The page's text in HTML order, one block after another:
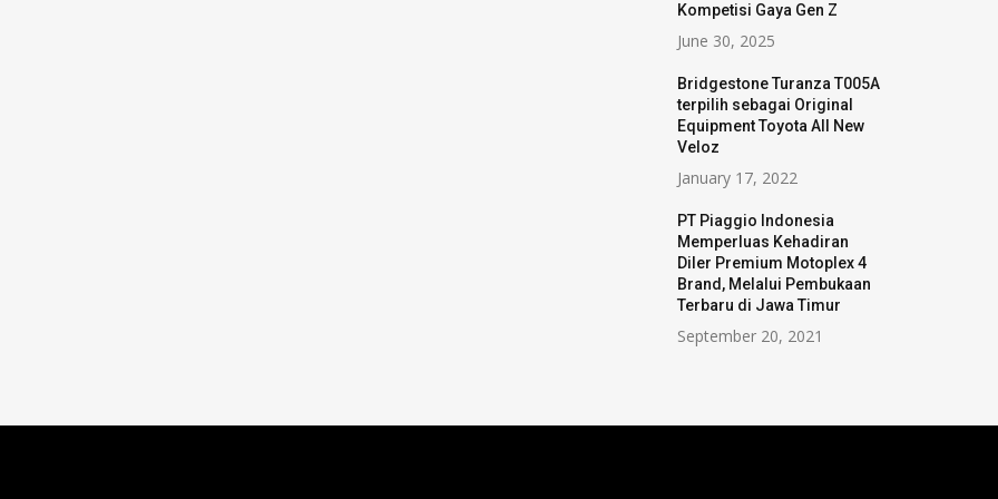
Kompetisi Gaya Gen Z
June 30, 2025
Bridgestone Turanza T005A
terpilih sebagai Original
Equipment Toyota All New
Veloz
January 17, 2022
PT Piaggio Indonesia
Memperluas Kehadiran
Diler Premium Motoplex 4
Brand, Melalui Pembukaan
Terbaru di Jawa Timur
September 20, 2021